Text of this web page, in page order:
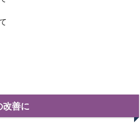
改善に